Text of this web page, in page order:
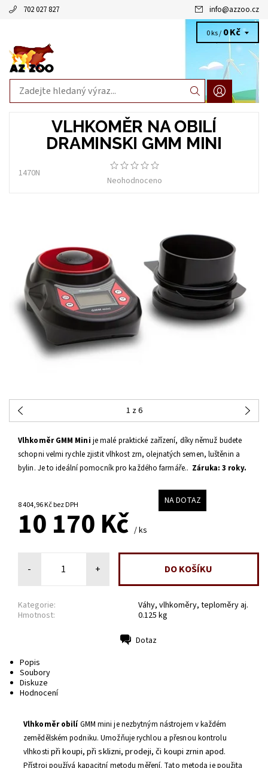
702 027 827 info@azzoo.cz
0 ks / 0 Kč
VLHKOMĚR NA OBILÍ
DRAMINSKI GMM MINI
1470N
Neohodnoceno
1 z 6
Vlhkoměr GMM Mini je malé praktické zařízení, díky němuž budete
schopni velmi rychle zjistit vlhkost zrn, olejnatých semen, luštěnin a
bylin. Je to ideální pomocník pro každého farmáře.. Záruka: 3 roky.
8 404,96 Kč bez DPH NA DOTAZ
10 170 Kč / ks
- +
Kategorie:
Váhy, vlhkoměry, teploměry aj.
Hmotnost:
0.125 kg
Dotaz
Popis
Soubory
Diskuze
Hodnocení
Vlhkoměr obilíGMM mini jenezbytným nástrojem v každém
zemědělském podniku.Umožňuje rychlou a přesnou kontrolu
vlhkosti při koupi, při sklizni, prodeji, či koupi zrnin apod.
Přístroj používá kapacitní metodu měření. Tato metoda je použita